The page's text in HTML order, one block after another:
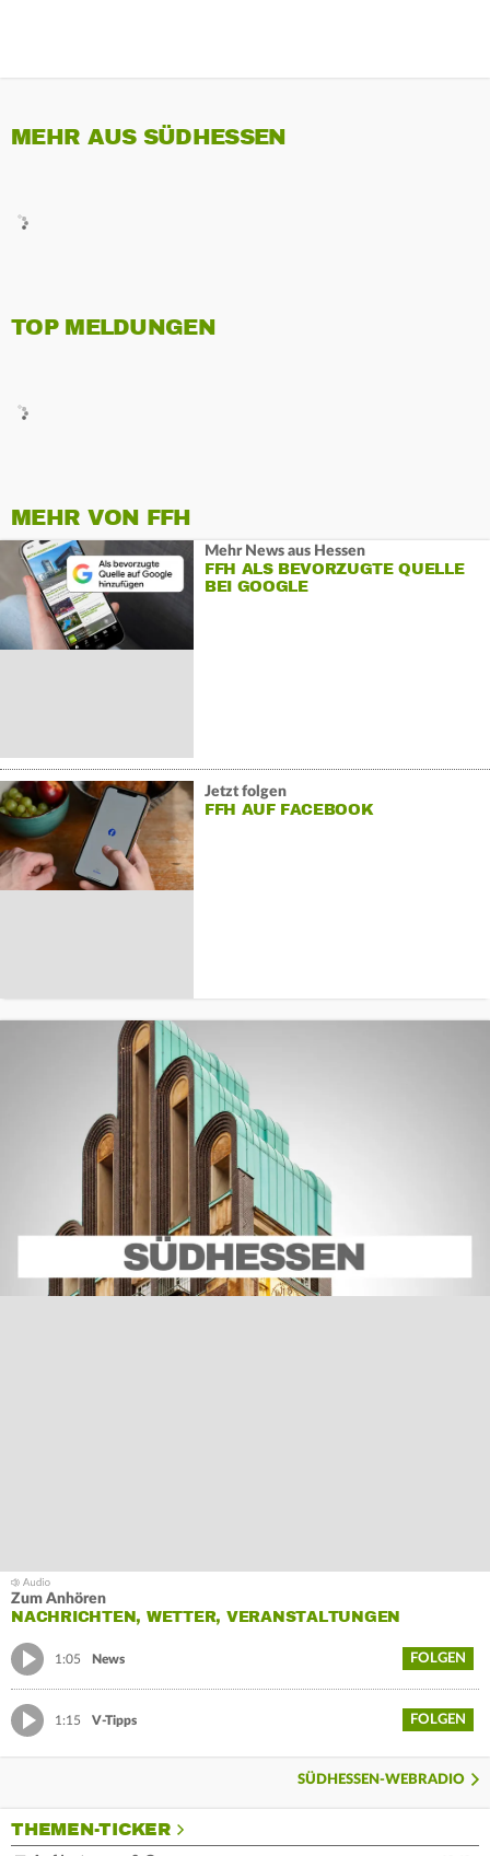
MEHR AUS SÜDHESSEN
TOP MELDUNGEN
MEHR VON FFH
Mehr News aus Hessen
FFH ALS BEVORZUGTE QUELLE
BEI GOOGLE
Jetzt folgen
FFH AUF FACEBOOK
Zum Anhören
NACHRICHTEN, WETTER, VERANSTALTUNGEN
1:05 News FOLGEN
1:15 V-Tipps FOLGEN
SÜDHESSEN-WEBRADIO
THEMEN-TICKER